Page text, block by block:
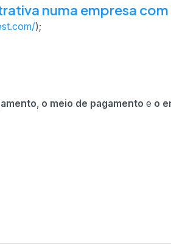
numa empresa
);
, o meio de pagamento e o